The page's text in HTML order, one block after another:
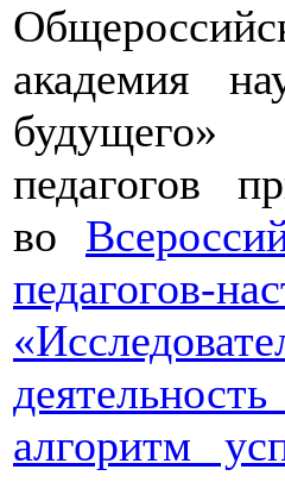
академия
педагогов
во
педагогов-
алгоритм